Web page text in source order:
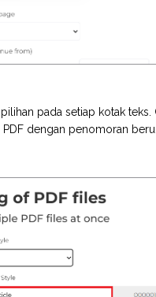
pada setiap kotak teks.
dengan penomoran